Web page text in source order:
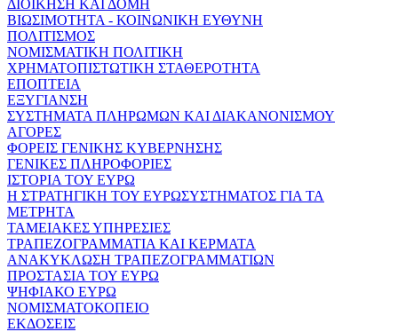
ΔΙΟΙΚΗΣΗ ΚΑΙ ΔΟΜΗ
ΒΙΩΣΙΜΟΤΗΤΑ - ΚΟΙΝΩΝΙΚΗ ΕΥΘΥΝΗ
ΠΟΛΙΤΙΣΜΟΣ
ΝΟΜΙΣΜΑΤΙΚΗ ΠΟΛΙΤΙΚΗ
ΧΡΗΜΑΤΟΠΙΣΤΩΤΙΚΗ ΣΤΑΘΕΡΟΤΗΤΑ
ΕΠΟΠΤΕΙΑ
ΕΞΥΓΙΑΝΣΗ
ΣΥΣΤΗΜΑΤΑ ΠΛΗΡΩΜΩΝ ΚΑΙ ΔΙΑΚΑΝΟΝΙΣΜΟΥ
ΑΓΟΡΕΣ
ΦΟΡΕΙΣ ΓΕΝΙΚΗΣ ΚΥΒΕΡΝΗΣΗΣ
ΓΕΝΙΚΕΣ ΠΛΗΡΟΦΟΡΙΕΣ
ΙΣΤΟΡΙΑ ΤΟΥ ΕΥΡΩ
Η ΣΤΡΑΤΗΓΙΚΗ ΤΟΥ ΕΥΡΩΣΥΣΤΗΜΑΤΟΣ ΓΙΑ ΤΑ
ΜΕΤΡΗΤΑ
ΤΑΜΕΙΑΚΕΣ ΥΠΗΡΕΣΙΕΣ
ΤΡΑΠΕΖΟΓΡΑΜΜΑΤΙΑ ΚΑΙ ΚΕΡΜΑΤΑ
ΑΝΑΚΥΚΛΩΣΗ ΤΡΑΠΕΖΟΓΡΑΜΜΑΤΙΩΝ
ΠΡΟΣΤΑΣΙΑ ΤΟΥ ΕΥΡΩ
ΨΗΦΙΑΚΟ ΕΥΡΩ
ΝΟΜΙΣΜΑΤΟΚΟΠΕΙΟ
ΕΚΔΟΣΕΙΣ